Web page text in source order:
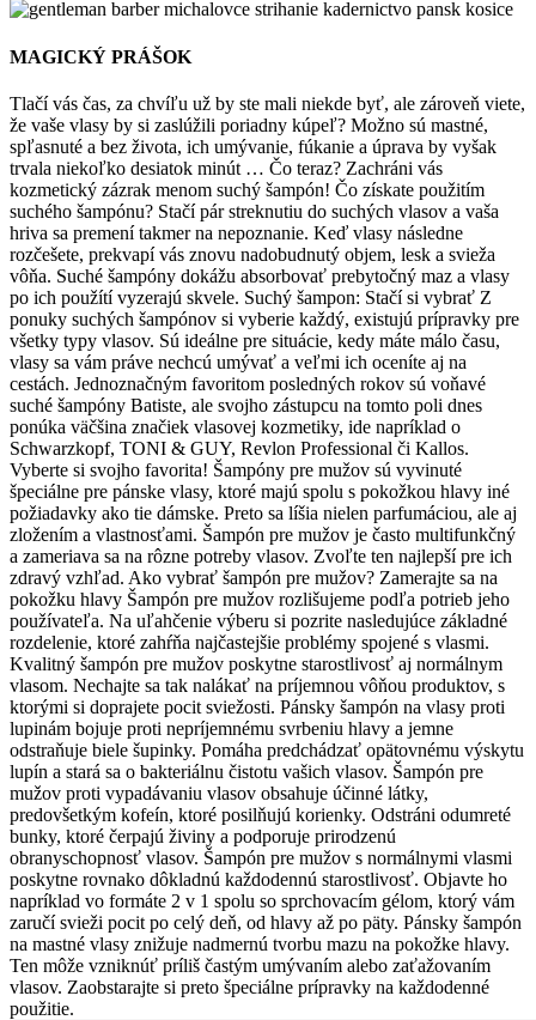
MAGICKÝ PRÁŠOK
Tlačí vás čas, za chvíľu už by ste mali niekde byť, ale zároveň viete,
že vaše vlasy by si zaslúžili poriadny kúpeľ? Možno sú mastné,
spľasnuté a bez života, ich umývanie, fúkanie a úprava by vyšak
trvala niekoľko desiatok minút … Čo teraz? Zachráni vás
kozmetický zázrak menom suchý šampón! Čo získate použitím
suchého šampónu? Stačí pár streknutiu do suchých vlasov a vaša
hriva sa premení takmer na nepoznanie. Keď vlasy následne
rozčešete, prekvapí vás znovu nadobudnutý objem, lesk a svieža
vôňa. Suché šampóny dokážu absorbovať prebytočný maz a vlasy
po ich použítí vyzerajú skvele. Suchý šampon: Stačí si vybrať Z
ponuky suchých šampónov si vyberie každý, existujú prípravky pre
všetky typy vlasov. Sú ideálne pre situácie, kedy máte málo času,
vlasy sa vám práve nechcú umývať a veľmi ich oceníte aj na
cestách. Jednoznačným favoritom posledných rokov sú voňavé
suché šampóny Batiste, ale svojho zástupcu na tomto poli dnes
ponúka väčšina značiek vlasovej kozmetiky, ide napríklad o
Schwarzkopf, TONI & GUY, Revlon Professional či Kallos.
Vyberte si svojho favorita! Šampóny pre mužov sú vyvinuté
špeciálne pre pánske vlasy, ktoré majú spolu s pokožkou hlavy iné
požiadavky ako tie dámske. Preto sa líšia nielen parfumáciou, ale aj
zložením a vlastnosťami. Šampón pre mužov je často multifunkčný
a zameriava sa na rôzne potreby vlasov. Zvoľte ten najlepší pre ich
zdravý vzhľad. Ako vybrať šampón pre mužov? Zamerajte sa na
pokožku hlavy Šampón pre mužov rozlišujeme podľa potrieb jeho
používateľa. Na uľahčenie výberu si pozrite nasledujúce základné
rozdelenie, ktoré zahŕňa najčastejšie problémy spojené s vlasmi.
Kvalitný šampón pre mužov poskytne starostlivosť aj normálnym
vlasom. Nechajte sa tak nalákať na príjemnou vôňou produktov, s
ktorými si doprajete pocit sviežosti. Pánsky šampón na vlasy proti
lupinám bojuje proti nepríjemnému svrbeniu hlavy a jemne
odstraňuje biele šupinky. Pomáha predchádzať opätovnému výskytu
lupín a stará sa o bakteriálnu čistotu vašich vlasov. Šampón pre
mužov proti vypadávaniu vlasov obsahuje účinné látky,
predovšetkým kofeín, ktoré posilňujú korienky. Odstráni odumreté
bunky, ktoré čerpajú živiny a podporuje prirodzenú
obranyschopnosť vlasov. Šampón pre mužov s normálnymi vlasmi
poskytne rovnako dôkladnú každodennú starostlivosť. Objavte ho
napríklad vo formáte 2 v 1 spolu so sprchovacím gélom, ktorý vám
zaručí svieži pocit po celý deň, od hlavy až po päty. Pánsky šampón
na mastné vlasy znižuje nadmernú tvorbu mazu na pokožke hlavy.
Ten môže vzniknúť príliš častým umývaním alebo zaťažovaním
vlasov. Zaobstarajte si preto špeciálne prípravky na každodenné
použitie.